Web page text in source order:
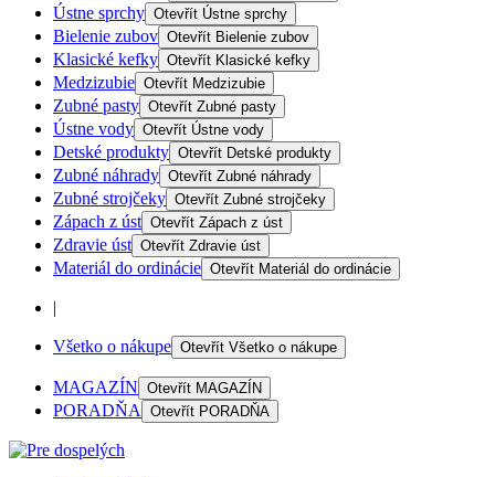
Ústne sprchy Otevřít Ústne sprchy
Bielenie zubov Otevřít Bielenie zubov
Klasické kefky Otevřít Klasické kefky
Medzizubie Otevřít Medzizubie
Zubné pasty Otevřít Zubné pasty
Ústne vody Otevřít Ústne vody
Detské produkty Otevřít Detské produkty
Zubné náhrady Otevřít Zubné náhrady
Zubné strojčeky Otevřít Zubné strojčeky
Zápach z úst Otevřít Zápach z úst
Zdravie úst Otevřít Zdravie úst
Materiál do ordinácie Otevřít Materiál do ordinácie
|
Všetko o nákupe Otevřít Všetko o nákupe
MAGAZÍN Otevřít MAGAZÍN
PORADŇA Otevřít PORADŇA